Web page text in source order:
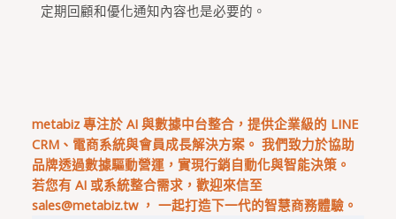
定期回顧和優化通知內容也是必要的。
metabiz 專注於 AI 與數據中台整合，提供企業級的 LINE
CRM、電商系統與會員成長解決方案。 我們致力於協助
品牌透過數據驅動營運，實現行銷自動化與智能決策。
若您有 AI 或系統整合需求，歡迎來信至
sales@metabiz.tw， 一起打造下一代的智慧商務體驗。